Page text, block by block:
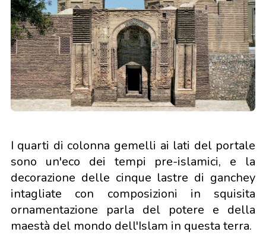
I quarti di colonna gemelli ai lati del portale
sono un'eco dei tempi pre-islamici, e la
decorazione delle cinque lastre di ganchey
intagliate con composizioni in squisita
ornamentazione parla del potere e della
maestà del mondo dell'Islam in questa terra.